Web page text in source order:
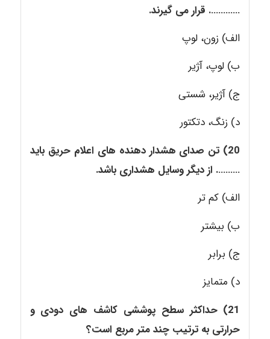
…………. قرار می گیرند.
الف) زون، لوپ
ب) لوپ، آژیر
ج) آژیر، شستی
د) زنگ، دتکتور
20) تن صدای هشدار
دهنده های اعلام حریق باید
………. از دیگر وسایل هشداری باشد.
الف) کم تر
ب) بیشتر
ج) برابر
د) متمایز
21) حداکثر سطح پوششی
کاشف های دودی و
حرارتی به ترتیب چند متر مربع است؟